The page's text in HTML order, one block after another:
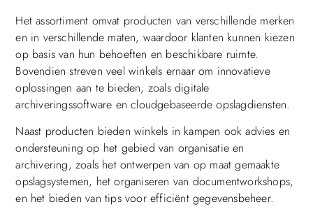
Het assortiment omvat producten van verschillende merken
en in verschillende maten, waardoor klanten kunnen kiezen
op basis van hun behoeften en beschikbare ruimte.
Bovendien streven veel winkels ernaar om innovatieve
oplossingen aan te bieden, zoals digitale
archiveringssoftware en cloudgebaseerde opslagdiensten.
Naast producten bieden winkels in kampen ook advies en
ondersteuning op het gebied van organisatie en
archivering, zoals het ontwerpen van op maat gemaakte
opslagsystemen, het organiseren van documentworkshops,
en het bieden van tips voor efficiënt gegevensbeheer.